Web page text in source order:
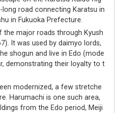
road connecting Karatsu in
in Fukuoka Prefecture.
the major roads through Kyush
It was used by daimyo lords,
shogun and live in Edo (mode
demonstrating their loyalty to t
modernized, a few stretche
Harumachi is one such area,
from the Edo period, Meiji